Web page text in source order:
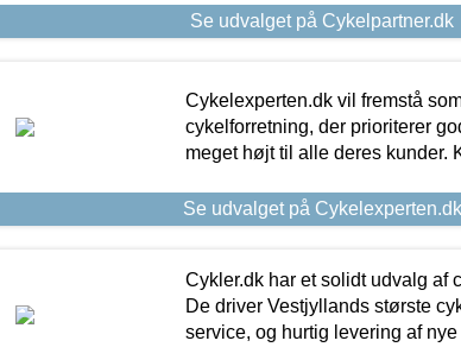
Se udvalget på Cykelpartner.dk
Cykelexperten.dk vil fremstå
cykelforretning, der prioriterer
meget højt til alle deres kunder.
Se udvalget på Cykelexperten.dk
Cykler.dk har et solidt udvalg af
De driver Vestjyllands største
service, og hurtig levering af